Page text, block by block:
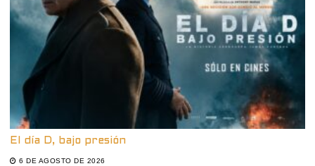
El día D, bajo presión
6 DE AGOSTO DE 2026